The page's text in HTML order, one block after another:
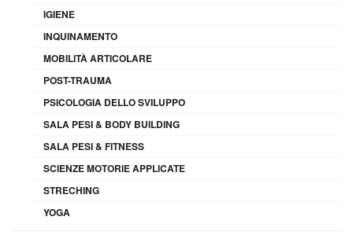
IGIENE
INQUINAMENTO
MOBILITÀ ARTICOLARE
POST-TRAUMA
PSICOLOGIA DELLO SVILUPPO
SALA PESI & BODY BUILDING
SALA PESI & FITNESS
SCIENZE MOTORIE APPLICATE
STRECHING
YOGA